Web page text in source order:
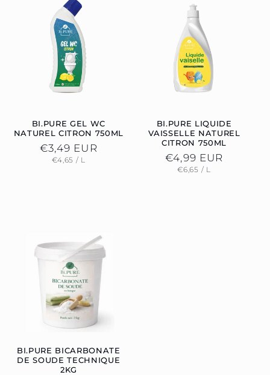
BI.PURE GEL WC
NATUREL CITRON 750ML
Prix
habituel
€3,49 EUR
PRIX
€4,65 / PAR
L
BI.PURE LIQUIDE
VAISSELLE NATUREL
CITRON 750ML
Prix
habituel
€4,99 EUR
PRIX
€6,65 / PAR
L
BI.PURE BICARBONATE
DE SOUDE TECHNIQUE
2KG